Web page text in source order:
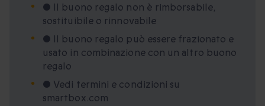
• Il buono regalo non è rimborsabile,
sostituibile o rinnovabile
• Il buono regalo può essere frazionato e
usato in combinazione con un altro buono
regalo
• Vedi termini e condizioni su
smartbox.com